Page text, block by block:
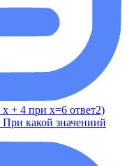
+ 4 при x=6 ответ2)
какой значениий